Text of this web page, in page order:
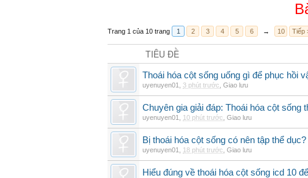
Trang 1 của 10 trang 1 2 3 4 5 6 → 10 Tiếp
TIÊU ĐỀ
Thoái hóa cột sống uống gì để phục hồi
uyenuyen01 3 phút trước Giao lưu
Chuyên gia giải đáp: Thoái hóa cột sống
uyenuyen01 10 phút trước Giao lưu
Bị thoái hóa cột sống có nên tập thể
uyenuyen01 18 phút trước Giao lưu
Hiểu đúng về thoái hóa cột sống icd 10